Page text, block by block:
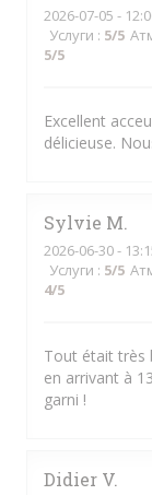
2026-07-05 -
Услуги : 5/5
5/5
Excellent
délicieuse.
Sylvie M
2026-06-30-
Услуги : 5/5
4/5
Tout était très
en arrivant à
garni !
Didier V